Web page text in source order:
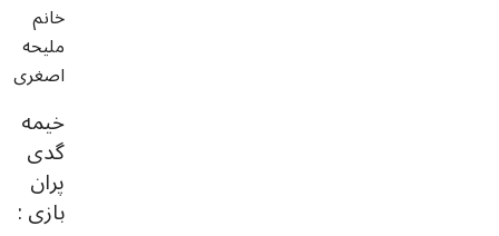
خانم
ملیحه
اصغری
خیمه
گدی
پران
بازی :